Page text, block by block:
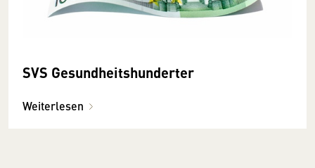
SVS Gesundheitshunderter
Weiterlesen